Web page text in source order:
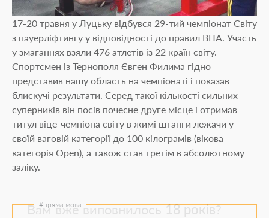
17-20 травня у Луцьку відбувся 29-тий чемпіонат Світу
з пауерліфтингу у відповідності до правил ВПА. Участь
у змаганнях взяли 476 атлетів із 22 країн світу.
Спортсмен із Тернополя Євген Филима гідно
представив нашу область на чемпіонаті і показав
блискучі результати. Серед такої кількості сильних
суперників він посів почесне друге місце і отримав
титул віце-чемпіона світу в жимі штанги лежачи у
своїй ваговій категорії до 100 кілограмів (вікова
категорія Оpen), а також став третім в абсолютному
заліку.18+
Вам вже виповнилось18 років?